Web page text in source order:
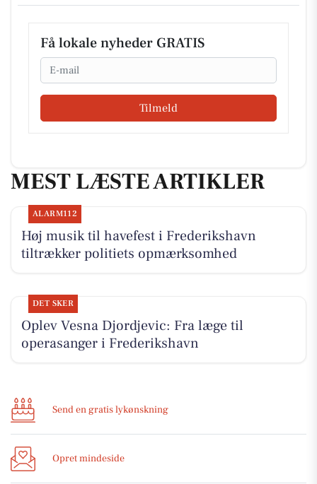
Få lokale nyheder GRATIS
Email
Tilmeld
MEST LÆSTE ARTIKLER
ALARM112
Høj musik til havefest i Frederikshavn
tiltrækker politiets opmærksomhed
DET SKER
Oplev Vesna Djordjevic: Fra læge til
operasanger i Frederikshavn
Send en gratis lykønskning
Opret mindeside